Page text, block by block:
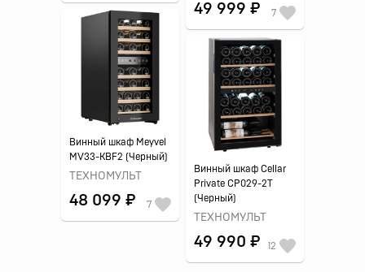
49 999 ₽ 7
Винный шкаф Meyvel
MV33-KBF2 (Черный)
ТЕХНОМУЛЬТ
48 099 ₽ 7
Винный шкаф Cellar
Private CP029-2T
(Черный)
ТЕХНОМУЛЬТ
49 990 ₽ 12